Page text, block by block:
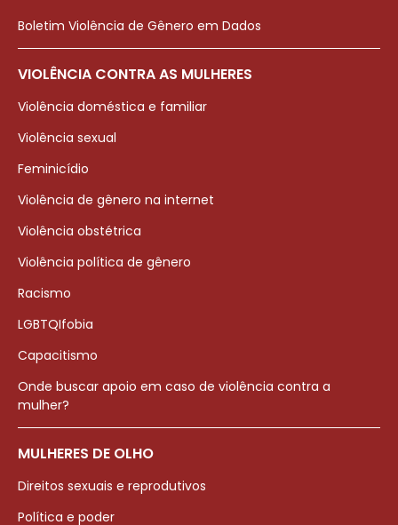
Boletim Violência de Gênero em Dados
VIOLÊNCIA CONTRA AS MULHERES
Violência doméstica e familiar
Violência sexual
Feminicídio
Violência de gênero na internet
Violência obstétrica
Violência política de gênero
Racismo
LGBTQIfobia
Capacitismo
Onde buscar apoio em caso de violência contra a
mulher?
MULHERES DE OLHO
Direitos sexuais e reprodutivos
Política e poder